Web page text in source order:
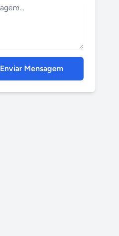
Enviar Mensagem